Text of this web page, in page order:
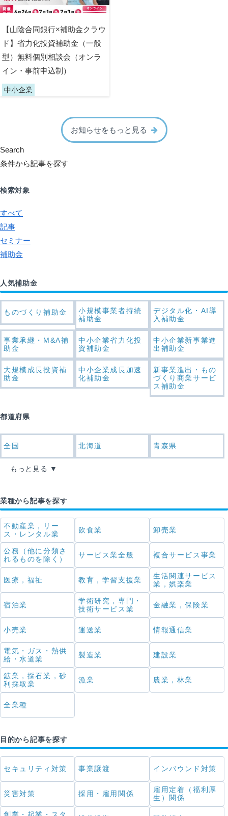
【山陰合同銀行×補助金クラウ
ド】省力化投資補助金（一般
型）無料個別相談会（オンラ
イン・事前申込制）
中小企業
お知らせをもっと見る
Search
条件から記事を探す
検索対象
すべて
記事
セミナー
補助金
人気補助金
ものづくり補助金
小規模事業者持続
補助金
デジタル化・AI導
入補助金
事業承継・M&A補
助金
中小企業省力化投
資補助金
中小企業新事業進
出補助金
大規模成長投資補
助金
中小企業成長加速
化補助金
新事業進出・もの
づくり商業サービ
ス補助金
都道府県
全国 北海道 青森県
もっと見る
業種から記事を探す
不動産業，リー
ス・レンタル業
飲食業 卸売業
公務（他に分類さ
れるものを除く）
サービス業全般 複合サービス事業
医療，福祉 教育，学習支援業
生活関連サービス
業，娯楽業
宿泊業
学術研究，専門・
技術サービス業
金融業，保険業
小売業 運送業 情報通信業
電気・ガス・熱供
給・水道業
製造業 建設業
鉱業，採石業，砂
利採取業
漁業 農業，林業
全業種
目的から記事を探す
セキュリティ対策 事業譲渡 インバウンド対策
災害対策 採用・雇用関係
雇用定着（福利厚
生）関係